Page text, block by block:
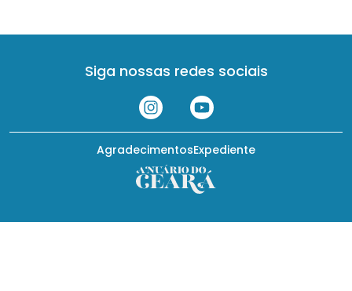
Siga nossas redes sociais
Expediente
Agradecimentos